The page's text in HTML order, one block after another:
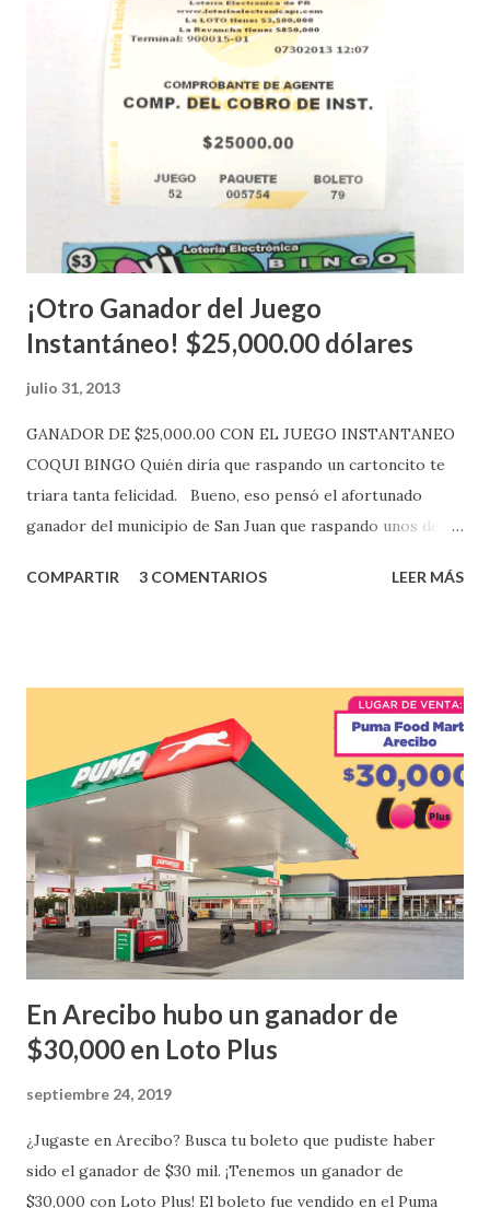
instantáneos”, indicó López. Sobre el sorteo de Powerball,
López explicó que el mismo se continuará realizando en los
Estados Unidos y los jugadores podrán conocer los
números ganadores del mismo a través de la página
aquellos con jugadas anticipadas de los sorteos locales (
Loto, Revancha, Pega 2, Pega 3 Pega 4 ) se les informará
Mientras, que l...
¡Otro Ganador del Juego
Instantáneo! $25,000.00 dólares
julio 31, 2013
GANADOR DE $25,000.00 CON EL JUEGO INSTANTANEO
COQUI BINGO Quién diría que raspando un cartoncito te
triara tanta felicidad. Bueno, eso pensó el afortunado
ganador del municipio de San Juan que raspando unos de
obtuvo un premio de $25,000,00 dólares. Este es el anuncio
ganador fue vendido en la farmacia Yarimar de la
Urbanización Las Lomas en el Municipio de San Juan
¡Enhorabuena que lo disfrute!
...
COMPARTIR 3 COMENTARIOS LEER MÁS
En Arecibo hubo un ganador de
$30,000 en Loto Plus
septiembre 24, 2019
¿Jugaste en Arecibo? Busca tu boleto que pudiste haber
sido el ganador de $30 mil. ¡Tenemos un ganador de
$30,000 con Loto Plus! El boleto fue vendido en el Puma